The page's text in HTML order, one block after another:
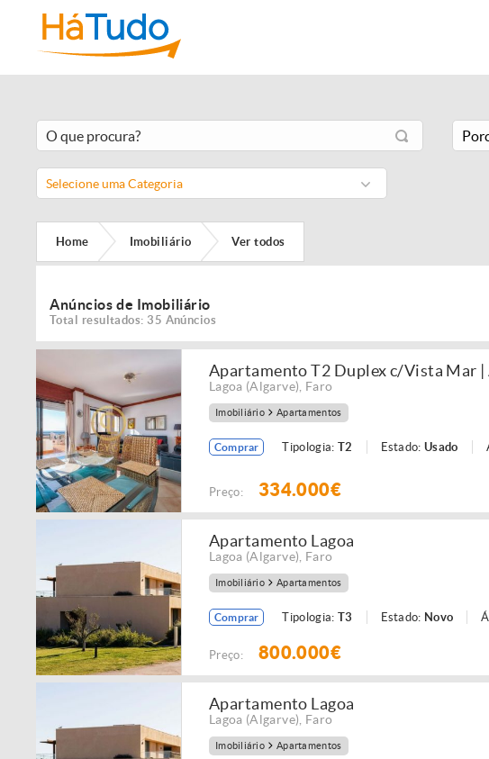
Selecione uma Categoria
Home Imobiliário Ver todos
Anúncios de Imobiliário
Total resultados: 35 Anúncios
Apartamento T2 Duplex c/Vista Mar |
Lagoa (Algarve) Faro
Imobiliário Apartamentos
Comprar Tipologia: T2 Estado:Usado
Preço: 334.000€
Apartamento Lagoa
Lagoa (Algarve) Faro
Imobiliário Apartamentos
Comprar Tipologia: T3 Estado: Novo
Preço: 800.000€
Apartamento Lagoa
Lagoa (Algarve) Faro
Imobiliário Apartamentos